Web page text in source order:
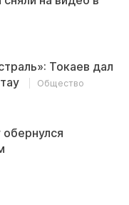
Токаев дал
Общество